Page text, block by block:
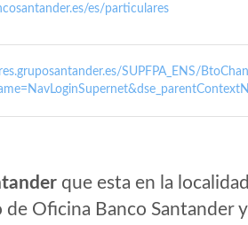
es/particulares
SUPFPA_ENS/
que esta en la
Oficina Banco Santander